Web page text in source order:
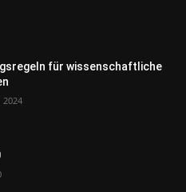
für wissenschaftliche
2024